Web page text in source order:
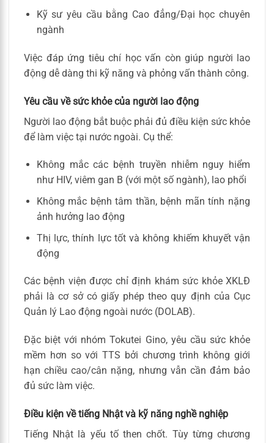
Kỹ sư yêu cầu bằng Cao đẳng/Đại học chuyên
ngành
Việc đáp ứng tiêu chí học vấn còn giúp người lao
động dễ dàng thi kỹ năng và phỏng vấn thành công.
Yêu cầu về sức khỏe của người lao động
Người lao động bắt buộc phải đủ điều kiện sức khỏe
để làm việc tại nước ngoài. Cụ thể:
Không mắc các bệnh truyền nhiễm nguy hiểm
như HIV, viêm gan B (với một số ngành), lao phổi
Không mắc bệnh tâm thần, bệnh mãn tính nặng
ảnh hưởng lao động
Thị lực, thính lực tốt và không khiếm khuyết vận
động
Các bệnh viện được chỉ định khám sức khỏe XKLĐ
phải là cơ sở có giấy phép theo quy định của Cục
Quản lý Lao động ngoài nước (DOLAB).
Đặc biệt với nhóm Tokutei Gino, yêu cầu sức khỏe
mềm hơn so với TTS bởi chương trình không giới
hạn chiều cao/cân nặng, nhưng vẫn cần đảm bảo
đủ sức làm việc.
Điều kiện về tiếng Nhật và kỹ năng nghề nghiệp
Tiếng Nhật là yếu tố then chốt. Tùy từng chương